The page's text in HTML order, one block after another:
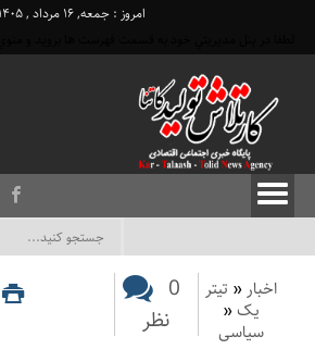
امروز : جمعه, ۱۶ مرداد , ۱۴۰۵
اخبار « تیتر
یک«
سیاسی
0
نظر